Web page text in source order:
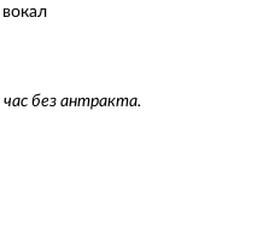
без антракта.